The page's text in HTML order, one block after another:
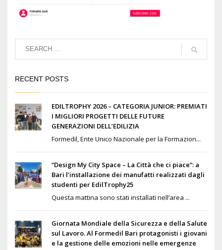
RECENT POSTS
EDILTROPHY 2026 – CATEGORIA JUNIOR: PREMIATI
I MIGLIORI PROGETTI DELLE FUTURE
GENERAZIONI DELL’EDILIZIA
Formedil, Ente Unico Nazionale per la Formazion...
“Design My City Space – La Città che ci piace”: a
Bari l’installazione dei manufatti realizzati dagli
studenti per EdilTrophy25
Questa mattina sono stati installati nell’area ...
Giornata Mondiale della Sicurezza e della Salute
sul Lavoro. Al Formedil Bari protagonisti i giovani
e la gestione delle emozioni nelle emergenze